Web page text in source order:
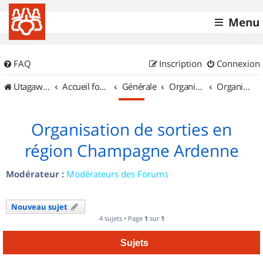
Menu
FAQ Connexion
Inscription
UtagawaVTT (Randos VTT et VTTAE avec traces GPS)
Accueil forum Générale Organisation de sorties & Recherche de partenaires Organisation de sorties en région Champagne Ardenne
Organisation de sorties en
région Champagne Ardenne
Modérateur : Modérateurs des Forums
Nouveau sujet
4 sujets • Page 1 sur 1
Sujets